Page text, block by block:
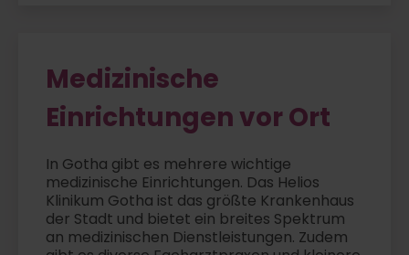
Medizinische
Einrichtungen vor Ort
In Gotha gibt es mehrere wichtige
medizinische Einrichtungen. Das Helios
Klinikum Gotha ist das größte Krankenhaus
der Stadt und bietet ein breites Spektrum
an medizinischen Dienstleistungen. Zudem